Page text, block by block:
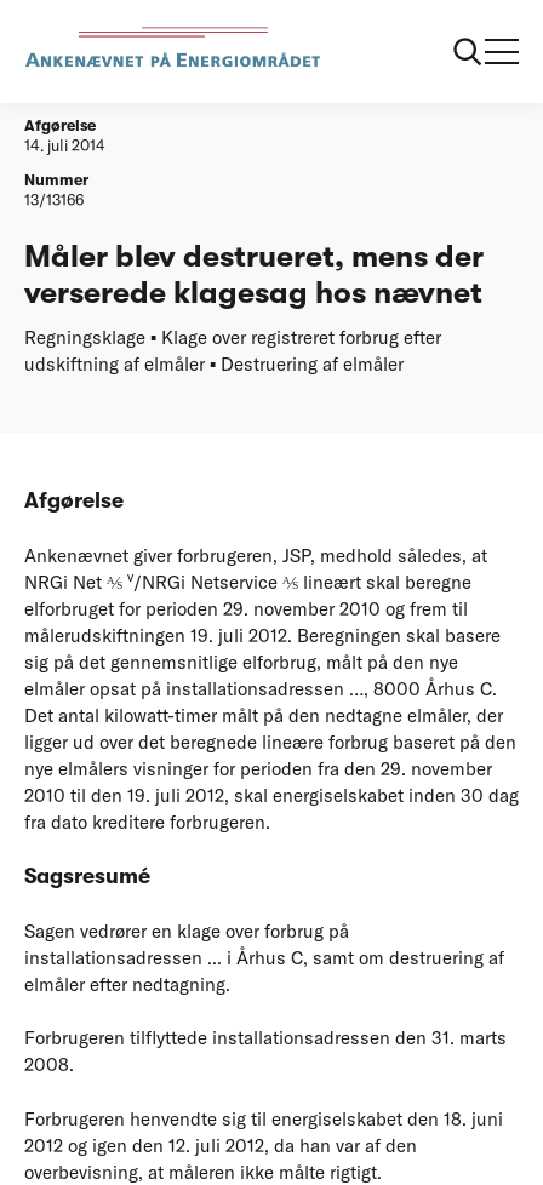
Afgørelser 20140714 Destruering af maaler
Afgørelse
14. juli 2014
Nummer
13/13166
Måler blev destrueret, mens der
verserede klagesag hos nævnet
Regningsklage ▪ Klage over registreret forbrug efter
udskiftning af elmåler ▪ Destruering af elmåler
Afgørelse
Ankenævnet giver forbrugeren, JSP, medhold således, at
NRGi Net ⅍ v/NRGi Netservice ⅍ lineært skal beregne
elforbruget for perioden 29. november 2010 og frem til
målerudskiftningen 19. juli 2012. Beregningen skal basere
sig på det gennemsnitlige elforbrug, målt på den nye
elmåler opsat på installationsadressen …, 8000 Århus C.
Det antal kilowatt-timer målt på den nedtagne elmåler, der
ligger ud over det beregnede lineære forbrug baseret på den
nye elmålers visninger for perioden fra den 29. november
2010 til den 19. juli 2012, skal energiselskabet inden 30 dag
fra dato kreditere forbrugeren.
Sagsresumé
Sagen vedrører en klage over forbrug på
installationsadressen ... i Århus C, samt om destruering af
elmåler efter nedtagning.
Forbrugeren tilflyttede installationsadressen den 31. marts
2008.
Forbrugeren henvendte sig til energiselskabet den 18. juni
2012 og igen den 12. juli 2012, da han var af den
overbevisning, at måleren ikke målte rigtigt.